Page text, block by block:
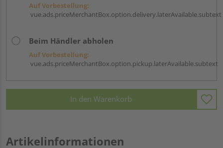
Auf Vorbestellung:
vue.ads.priceMerchantBox.option.delivery.laterAvailable.subtext
Beim Händler abholen
Auf Vorbestellung:
vue.ads.priceMerchantBox.option.pickup.laterAvailable.subtext
In den Warenkorb
Artikelinformationen